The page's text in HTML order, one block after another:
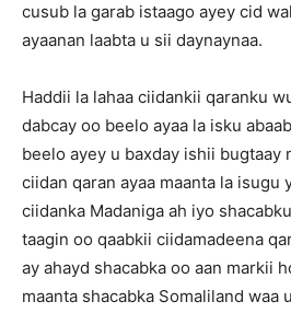
cusub la garab istaago ayey cid
ayaanan laabta u sii daynaynaa.
Haddii la lahaa ciidankii qaranku
dabcay oo beelo ayaa la isku
beelo ayey u baxday ishii bugtaay
ciidan qaran ayaa maanta la isugu
ciidanka Madaniga ah iyo
taagin oo qaabkii ciidamadeena
ay ahayd shacabka oo aan markii
maanta shacabka Somaliland waa